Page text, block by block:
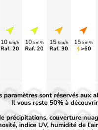
10 km/h
Raf. 20
10 km/h
Raf. 20
15 km/h
Raf. 30
15 km/h
>60
50%
30%
50%
30%
50%
30%
50%
30%
paramètres sont réservés aux
Il vous reste 50% à
précipitations, couverture
indice UV, humidité de